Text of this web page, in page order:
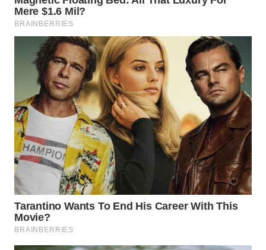
WN
CIANJUR
WN
KEPULAUAN
SERIBU
TANGERANG
WN
CIREBON